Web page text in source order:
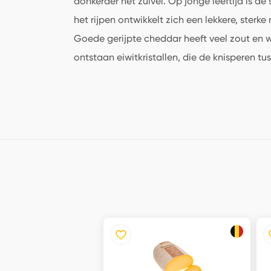
het rijpen ontwikkelt zich een lekkere,
Goede gerijpte cheddar heeft veel zout en
ontstaan eiwitkristallen, die de knisperen